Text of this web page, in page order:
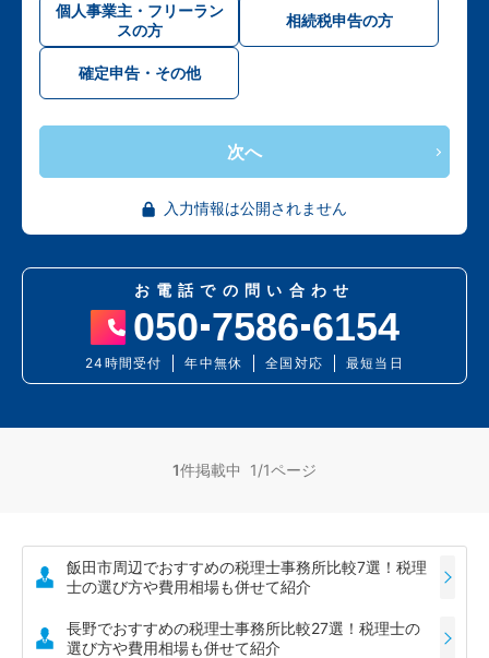
個人事業主・フリーラン
スの方
相続税申告の方
確定申告・その他
次へ
入力情報は公開されません
お電話での問い合わせ
050 7586 6154
24時間受付 年中無休 全国対応 最短当日
1件掲載中 1/1ページ
飯田市周辺でおすすめの税理士事務所比較7選！税理
士の選び方や費用相場も併せて紹介
長野でおすすめの税理士事務所比較27選！税理士の
選び方や費用相場も併せて紹介